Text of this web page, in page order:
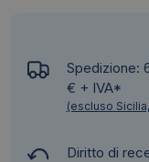
Spedizione:
€ + IVA*
(escluso
Diritto di